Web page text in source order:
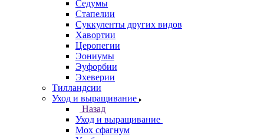
Седумы
Стапелии
Суккуленты других видов
Хавортии
Церопегии
Эониумы
Эуфорбии
Эхеверии
Тилландсии
Уход и выращивание
Назад
Уход и выращивание
Мох сфагнум